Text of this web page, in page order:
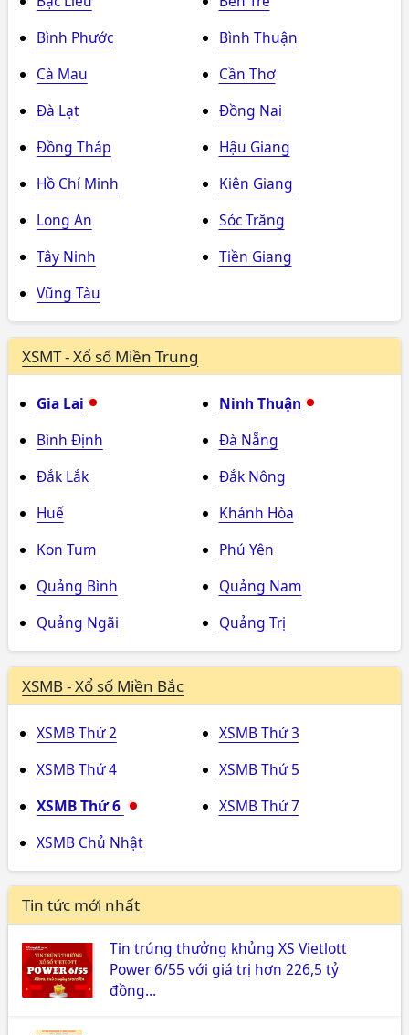
Bình Phước
Bình Thuận
Cà Mau
Cần Thơ
Đà Lạt
Đồng Nai
Đồng Tháp
Hậu Giang
Hồ Chí Minh
Kiên Giang
Long An
Sóc Trăng
Tây Ninh
Tiền Giang
Vũng Tàu
XSMT - Xổ số Miền Trung
Gia Lai
Ninh Thuận
Bình Định
Đà Nẵng
Đắk Lắk
Đắk Nông
Huế
Khánh Hòa
Kon Tum
Phú Yên
Quảng Bình
Quảng Nam
Quảng Ngãi
Quảng Trị
XSMB - Xổ số Miền Bắc
XSMB Thứ 2
XSMB Thứ 3
XSMB Thứ 4
XSMB Thứ 5
XSMB Thứ 6
XSMB Thứ 7
XSMB Chủ Nhật
Tin tức mới nhất
Tin trúng thưởng khủng XS Vietlott
Power 6/55 với giá trị hơn 226,5 tỷ
đồng…